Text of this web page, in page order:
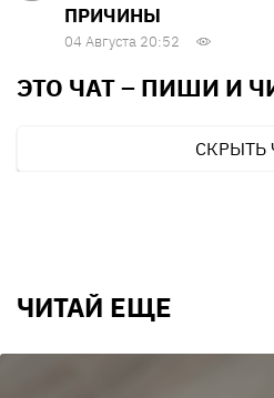
ПРИЧИНЫ
04 Августа 20:52
ЭТО ЧАТ – ПИШИ И
СКРЫТЬ
ЧИТАЙ ЕЩЕ